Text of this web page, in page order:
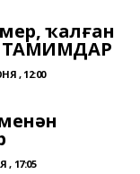
ҡалған
ТАМИМДАР
, 12:00
, 17:05